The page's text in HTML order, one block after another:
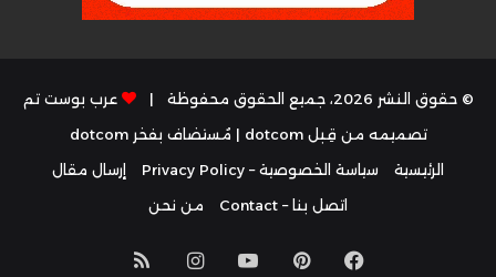
© حقوق النشر 2026، جميع الحقوق محفوظة |
عرب بوست تم
تصميمه من قِبل dotcom
| مُستضاف بفخرdotcom
الرئيسية
سياسة الخصوصية – Privacy Policy
إرسال مقال
اتصل بنا – Contact
من نحن
فيسبوكبينتيريست
يوتيوبانستقرامملخص